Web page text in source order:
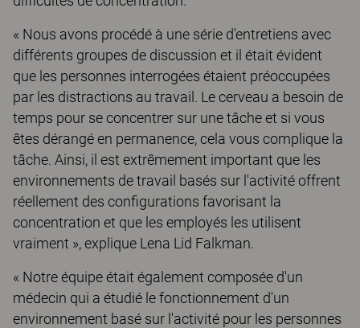
« Nous avons procédé à une série d'entretiens avec
différents groupes de discussion et il était évident
que les personnes interrogées étaient préoccupées
par les distractions au travail. Le cerveau a besoin de
temps pour se concentrer sur une tâche et si vous
êtes dérangé en permanence, cela vous complique la
tâche. Ainsi, il est extrêmement important que les
environnements de travail basés sur l'activité offrent
réellement des configurations favorisant la
concentration et que les employés les utilisent
vraiment », explique Lena Lid Falkman.
« Notre équipe était également composée d'un
médecin qui a étudié le fonctionnement d'un
environnement basé sur l'activité pour les personnes